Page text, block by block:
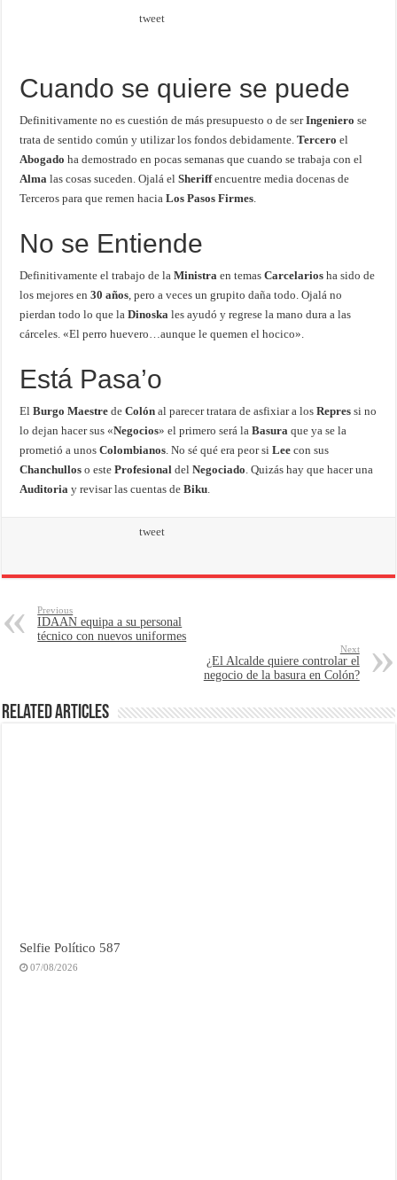
tweet
Cuando se quiere se puede
Definitivamente no es cuestión de más presupuesto o de serIngenierose
trata de sentido común y utilizar los fondos debidamente.Terceroel
Abogadoha demostrado en pocas semanas que cuando se trabaja con el
Almalas cosas suceden. Ojalá elSheriffencuentre media docenas de
Terceros para que remen haciaLos Pasos Firmes
No se Entiende
Definitivamente el trabajo de laMinistra en temasCarcelariosha sido de
los mejores en30 años , pero a veces un grupito daña todo. Ojalá no
pierdan todo lo que laDinoska les ayudó y regrese la mano dura a las
cárceles. «El perro huevero…aunque le quemen el hocico».
Está Pasa’o
ElBurgo Maestre deColónal parecer tratara de asfixiar a losRepres si no
lo dejan hacer sus «Negocios» el primero será laBasuraque ya se la
prometió a unosColombianos . No sé qué era peor siLeecon sus
Chanchullos o esteProfesionaldelNegociado . Quizás hay que hacer una
Auditoriay revisar las cuentas deBiku
tweet
Previous
IDAAN equipa a su personal
técnico con nuevos uniformes
Next
¿El Alcalde quiere controlar el
negocio de la basura en Colón?
Related Articles
Selfie Político 587
07/08/2026